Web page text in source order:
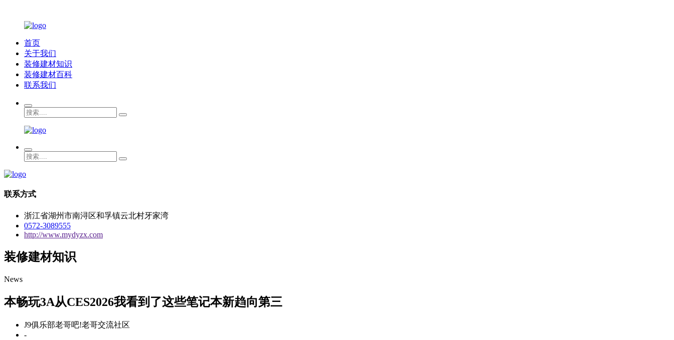
首页
关于我们
装修建材知识
装修建材百科
联系我们
联系方式
浙江省湖州市南浔区和孚镇云北村牙家湾
0572-3089555
http://www.mydyzx.com
装修建材知识
News
本畅玩3A从CES2026我看到了这些笔记本新趋向第三
J9俱乐部老哥吧!老哥交流社区
-